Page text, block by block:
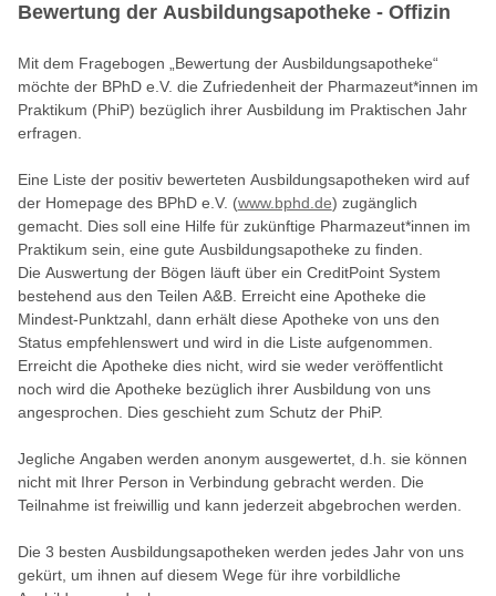
Bewertung der Ausbildungsapotheke - Offizin
Mit dem Fragebogen „Bewertung der Ausbildungsapotheke“
möchte der BPhD e.V. die Zufriedenheit der Pharmazeut*innen im
Praktikum (PhiP) bezüglich ihrer Ausbildung im Praktischen Jahr
erfragen.
Eine Liste der positiv bewerteten Ausbildungsapotheken wird auf
der Homepage des BPhD e.V. (www.bphd.de) zugänglich
gemacht. Dies soll eine Hilfe für zukünftige Pharmazeut*innen im
Praktikum sein, eine gute Ausbildungsapotheke zu finden.
Die Auswertung der Bögen läuft über ein CreditPoint System
bestehend aus den Teilen A&B. Erreicht eine Apotheke die
Mindest-Punktzahl, dann erhält diese Apotheke von uns den
Status empfehlenswert und wird in die Liste aufgenommen.
Erreicht die Apotheke dies nicht, wird sie weder veröffentlicht
noch wird die Apotheke bezüglich ihrer Ausbildung von uns
angesprochen. Dies geschieht zum Schutz der PhiP.
Jegliche Angaben werden anonym ausgewertet, d.h. sie können
nicht mit Ihrer Person in Verbindung gebracht werden. Die
Teilnahme ist freiwillig und kann jederzeit abgebrochen werden.
Die 3 besten Ausbildungsapotheken werden jedes Jahr von uns
gekürt, um ihnen auf diesem Wege für ihre vorbildliche